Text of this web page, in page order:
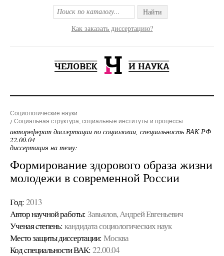
Найти
Как заказать диссертацию?
Социологические науки
Социальная структура, социальные институты и процессы
автореферат диссертации по социологии, специальность ВАК РФ
22.00.04
диссертация на тему:
Формирование здорового образа жизни
молодежи в современной России
Год: 2013
Автор научной работы: Завьялов, Андрей Евгеньевич
Ученая cтепень: кандидата социологических наук
Место защиты диссертации: Москва
Код cпециальности ВАК: 22.00.04